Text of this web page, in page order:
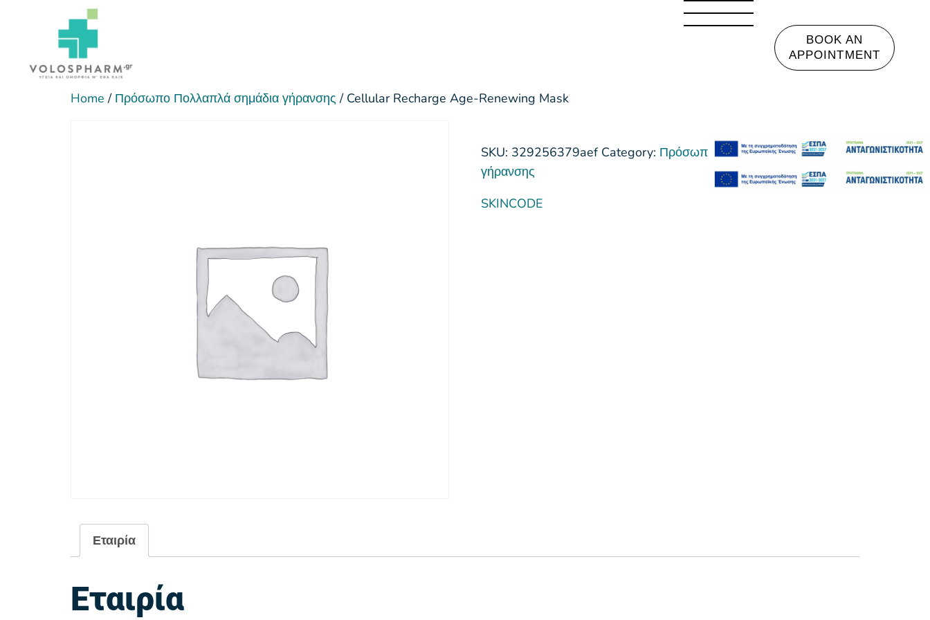
BOOK AN
APPOINTMENT
Home / Πρόσωπο Πολλαπλά σημάδια γήρανσης / Cellular Recharge Age-Renewing Mask
SKU: 329256379aef Category: Πρόσωπο Πολλαπλά σημάδια
γήρανσης
SKINCODE
Εταιρία
Εταιρία